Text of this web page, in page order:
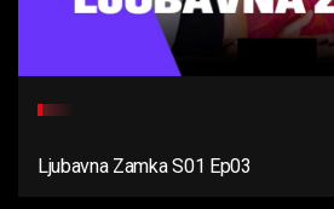
Ljubavna Zamka S01 Ep03